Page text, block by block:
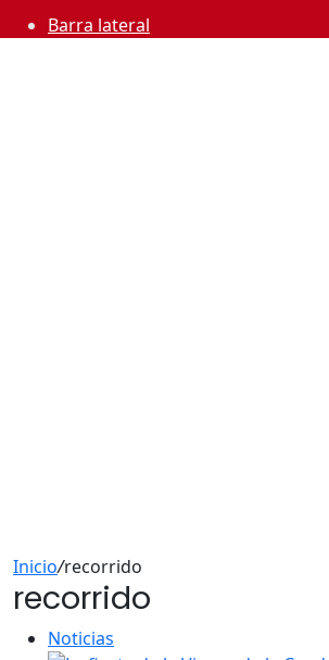
Barra lateral
Inicio/recorrido
recorrido
Noticias